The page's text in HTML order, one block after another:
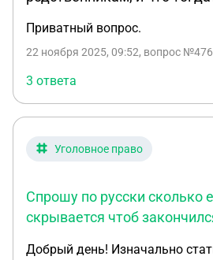
лечение?
Приватный вопрос.
22 ноября 2025, 09:52, вопрос
3 ответа
Уголовное право
Спрошу по русски сколько
скрывается чтоб
Добрый день! Изначально статья была 167ч 2